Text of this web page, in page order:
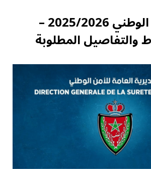
مباراة الأمن الوطني 2025/2026 –
والتفاصيل المطلوبة